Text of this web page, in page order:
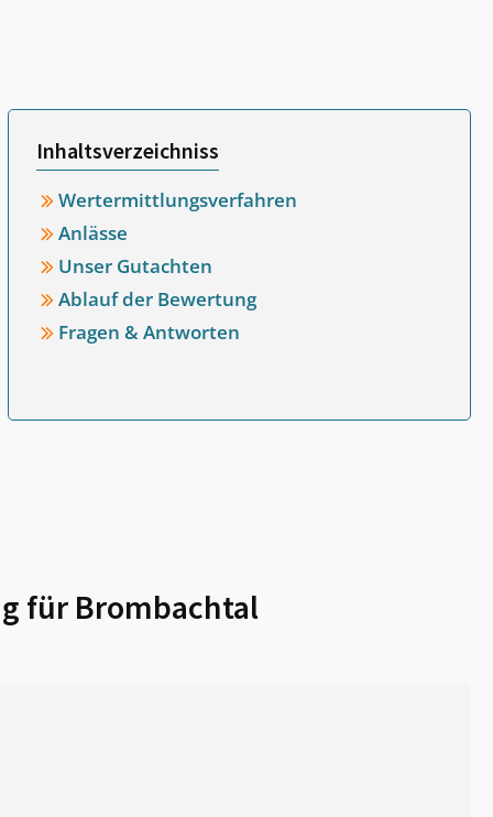
Inhaltsverzeichniss
Wertermittlungsverfahren
Anlässe
Unser Gutachten
Ablauf der Bewertung
Fragen & Antworten
für Brombachtal